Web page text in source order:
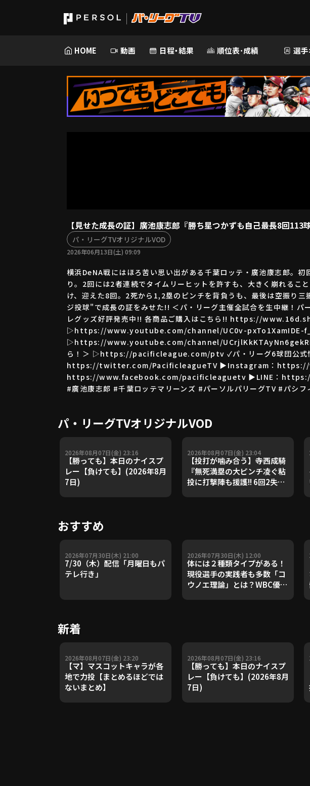
HOME 動画 日程・結果 順位表･成績 選
【見せた成長の証】廣池康志郎『勝ち星つかずも自己最長8回
パ・リーグTVオリジナルVOD
2026年06月13日(土) 09:09
横浜DeNA戦にはほろ苦い思い出がある千葉ロッテ・廣池康志郎。
り。2回には2者連続でタイムリーヒットを許すも、大きく崩れる
け、迎えた8回。2死から1,2塁のピンチを背負うも、最後は空振り
ジ投球"で成長の証をみせた!! ＜パ・リーグ主催全試合を生中
レグッズ好評発売中!! 各商品ご購入はこちら!! https://
▷https://www.youtube.com/channel/UC0v-pxTo1XamIDE-
▷https://www.youtube.com/channel/
ら！＞ ▷https://pacificleague.com/ptv ✓パ・リーグ6球団公式
https://twitter.com/PacificleagueTV ▶Instagram：https://
https://www.facebook.com/pacificleaguetv ▶LINE：https://
#廣池康志郎 #千葉ロッテマリーンズ #パーソルパリーグTV #パシ
パ・リーグTVオリジナルVOD
2026年08月07日(金) 23:16
【勝っても】本日のナイスプ
レー【負けても】(2026年8月
7日)
2026年08月07日(金) 23:04
【投打が噛み合う】寺西成騎
『無死満塁の大ピンチ凌ぐ粘
投に打撃陣も援護!! 6回2失点
おすすめ
2026年07月30日(木) 21:00
7/30（木）配信「月曜日もパ
テレ行き」
2026年07月30日(木) 12:00
体には２種類タイプがある！
現役選手の実践者も多数「コ
ウノエ理論」とは？WBC優勝
新着
2026年08月07日(金) 23:20
【マ】マスコットキャラが各
地で力投【まとめるほどでは
ないまとめ】
2026年08月07日(金) 23:16
【勝っても】本日のナイスプ
レー【負けても】(2026年8月
7日)